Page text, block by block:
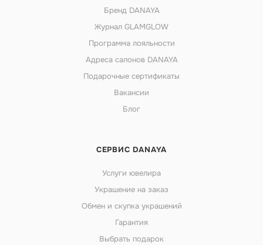
Бренд DANAYA
Журнал GLAMGLOW
Программа лояльности
Адреса салонов DANAYA
Подарочные сертификаты
Вакансии
Блог
СЕРВИС DANAYA
Услуги ювелира
Украшение на заказ
Обмен и скупка украшений
Гарантия
Выбрать подарок